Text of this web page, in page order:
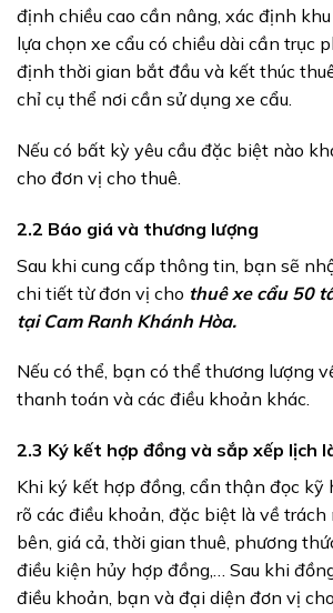
định chiều cao cần nâng, xác định
lựa chọn xe cẩu có chiều dài cần trục
định thời gian bắt đầu và kết thúc
chỉ cụ thể nơi cần sử dụng xe cẩu.
Nếu có bất kỳ yêu cầu đặc biệt nào
cho đơn vị cho thuê.
2.2 Báo giá và thương lượng
Sau khi cung cấp thông tin, bạn sẽ
chi tiết từ đơn vị cho thuê xe cẩu 50
tại Cam Ranh Khánh Hòa.
Nếu có thể, bạn có thể thương lượng
thanh toán và các điều khoản khác.
2.3 Ký kết hợp đồng và sắp xếp lịch
Khi ký kết hợp đồng, cẩn thận đọc kỹ
rõ các điều khoản, đặc biệt là về trách
bên, giá cả, thời gian thuê, phương
điều kiện hủy hợp đồng,… Sau khi
điều khoản, bạn và đại diện đơn vị